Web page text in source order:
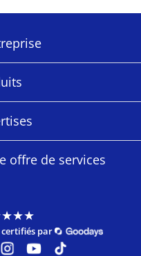
offre de services
★★★
★★★
par